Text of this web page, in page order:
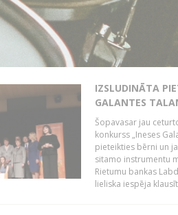
IZSLUDINĀTA
GALANTES
Šopavasar jau
konkurss „Ineses
pieteikties bērni un
sitamo instrumentu
Rietumu bankas
lieliska iespēja